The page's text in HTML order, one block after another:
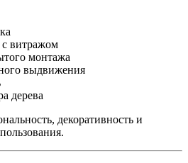
витражом
монтажа
выдвижения
дерева
декоративность и